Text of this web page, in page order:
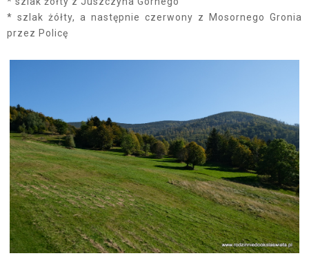
* szlak żółty, a następnie czerwony z Mosornego Gronia
przez Policę